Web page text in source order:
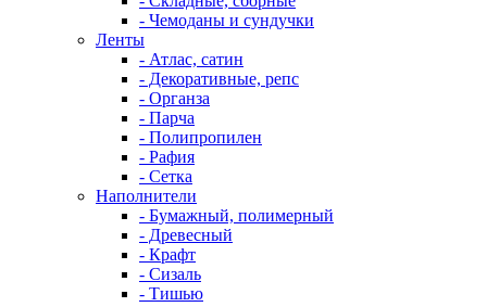
- Чемоданы и сундучки
Ленты
- Атлас, сатин
- Декоративные, репс
- Органза
- Парча
- Полипропилен
- Рафия
- Сетка
Наполнители
- Бумажный, полимерный
- Древесный
- Крафт
- Сизаль
- Тишью